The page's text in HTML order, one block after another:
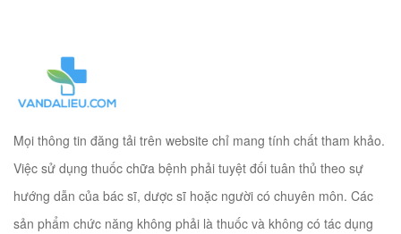
Mọi thông tin đăng tải trên website chỉ mang tính chất tham khảo.
Việc sử dụng thuốc chữa bệnh phải tuyệt đối tuân thủ theo sự
hướng dẫn của bác sĩ, dược sĩ hoặc người có chuyên môn. Các
sản phẩm chức năng không phải là thuốc và không có tác dụng